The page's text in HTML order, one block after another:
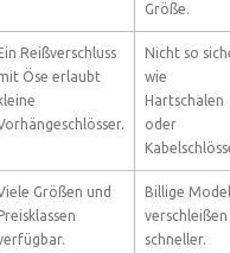
Größe.
Reißverschluss
Öse erlaubt
kleine
Nicht so
wie
Hartschalen
oder
Größen und
Billige
verschleißen
schneller.